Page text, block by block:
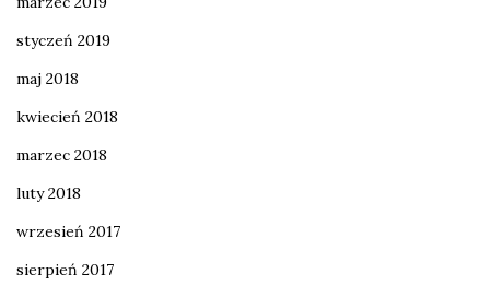
styczeń 2019
maj 2018
kwiecień 2018
marzec 2018
luty 2018
wrzesień 2017
sierpień 2017